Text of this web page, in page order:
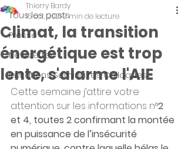
Tous les posts
Presse
Newsletter
Invitations Seminaires Colloques
Climat, la transition
énergétique est trop
lente, s'alarme l'AIE
Thierry Bardy
15 oct. 20213 min de lecture
Cette semaine j’attire votre
attention sur les informations n°2
et 4, toutes 2 confirmant la montée
en puissance de l’insécurité